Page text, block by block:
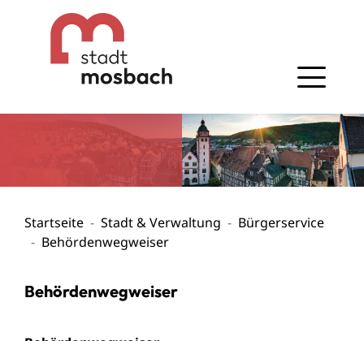
Gehe zum Navigationsbereich
Gehe zum Inhalt
Startseite Stadt & Verwaltung
Bürgerservice
Behördenwegweiser
Behördenwegweiser